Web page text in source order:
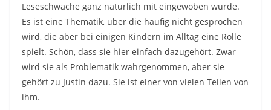
Leseschwäche ganz natürlich mit eingewoben wurde.
Es ist eine Thematik, über die häufig nicht gesprochen
wird, die aber bei einigen Kindern im Alltag eine Rolle
spielt. Schön, dass sie hier einfach dazugehört. Zwar
wird sie als Problematik wahrgenommen, aber sie
gehört zu Justin dazu. Sie ist einer von vielen Teilen von
ihm.